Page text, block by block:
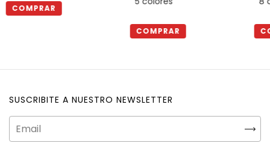
COMPRAR
COMPRAR
SUSCRIBITE A NUESTRO NEWSLETTER